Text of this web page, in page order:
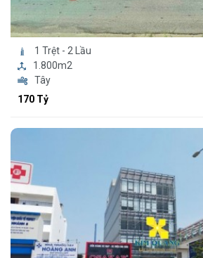
1 Trệt - 2 Lầu
1.800m2
Tây
170 Tỷ